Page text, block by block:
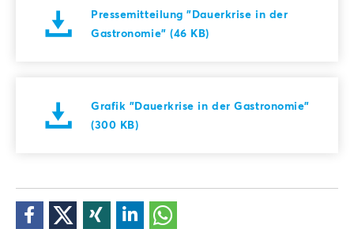
Pressemitteilung "Dauerkrise in der
Gastronomie" (46 KB)
Grafik "Dauerkrise in der Gastronomie"
(300 KB)